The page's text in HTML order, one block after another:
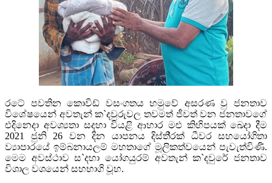
රටේ පවතින කොවිඩ් වසංගතය හමුවේ අසරණ වු ජනතාව
විශේෂයෙන් අවතැන් ක`දවුරුවල තවමත් ජීවත් වන ජනතාවගේ
එදිනෙදා අවශ්‍යතා සදහා වියළි ආහාර මළු කිහිපයක් ඛෙදා දීම
2021 ජුනි 26 වන දින යාපනය දිස්ති්‍රක් ධීවර සහයෝගිතා
ව්‍යාපාරයේ ඉම්බනායලම් මහතාගේ මූලිකත්වයෙන් පැවැත්විණි.
මෙම අවස්ථාව ස`දහා යෝගයුරම් අවතැන් ක`දවුරේ ජනතාව
විශාල වශයෙන් සහභාගි වූහ.